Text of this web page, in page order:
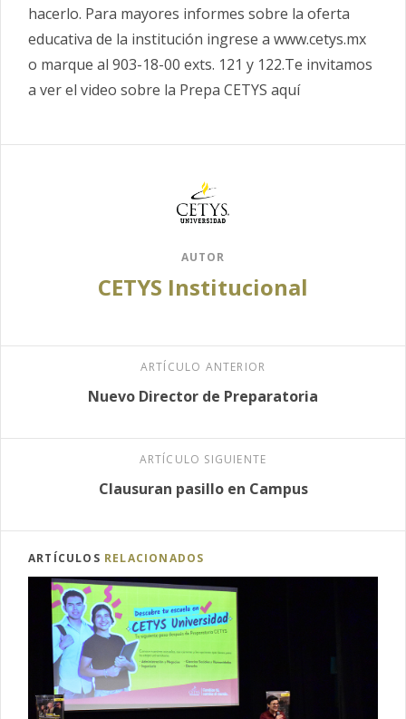
hacerlo. Para mayores informes sobre la oferta
educativa de la institución ingrese a www.cetys.mx
o marque al 903-18-00 exts. 121 y 122.Te invitamos
a ver el video sobre la Prepa CETYS aquí
AUTOR
CETYS Institucional
ARTÍCULO ANTERIOR
Nuevo Director de Preparatoria
ARTÍCULO SIGUIENTE
Clausuran pasillo en Campus
ARTÍCULOS RELACIONADOS